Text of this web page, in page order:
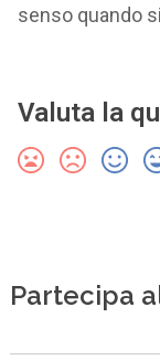
senso quando
Valuta la
Partecipa